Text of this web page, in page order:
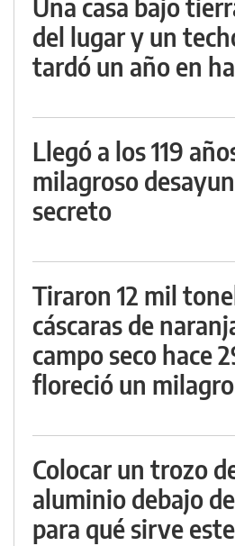
Una casa bajo
del lugar y un
tardó un año en
Llegó a los 119
milagroso
secreto
Tiraron 12 mil
cáscaras de
campo seco hace
floreció un milagro
Colocar un trozo
aluminio debajo
para qué sirve